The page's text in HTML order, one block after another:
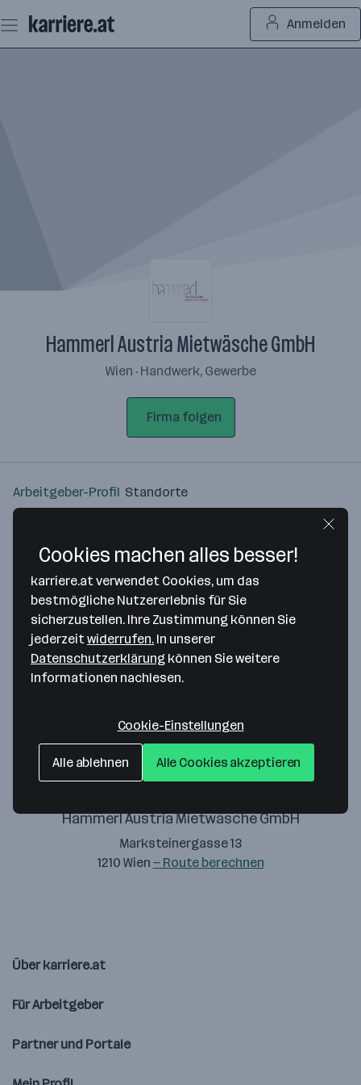
Seiteninhalt
springen
Anmelden
Hammerl Austria Mietwäsche GmbH
Wien · Handwerk, Gewerbe
Firma folgen
Arbeitgeber-Profil Standorte
Bitte stimme unseren Cookie-
Richtlinien zu, um diese Karte
anzuzeigen.
Hammerl Austria Mietwäsche GmbH
Marksteinergasse 13
1210 Wien — Route berechnen
Über karriere.at
Für Arbeitgeber
Partner und Portale
Cookies machen alles besser!
karriere.at verwendet Cookies, um das
bestmögliche Nutzererlebnis für Sie
sicherzustellen. Ihre Zustimmung können Sie
jederzeitwiderrufen. In unserer
Datenschutzerklärung können Sie weitere
Informationen nachlesen.
Cookie-Einstellungen
Alle ablehnen Alle Cookies akzeptieren